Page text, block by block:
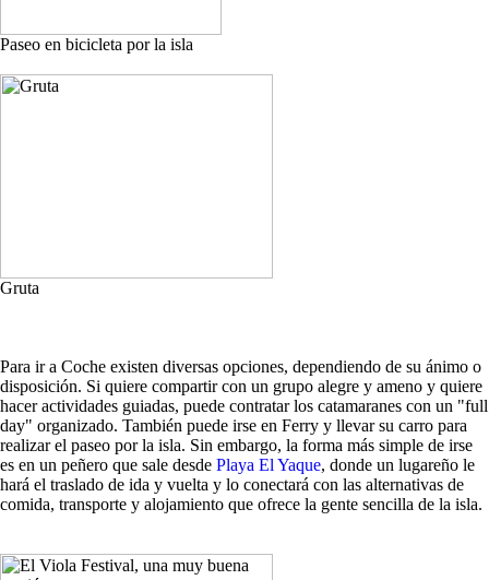
Paseo en bicicleta por la isla
Gruta
Para ir a Coche existen diversas opciones, dependiendo de su ánimo o
disposición. Si quiere compartir con un grupo alegre y ameno y quiere
hacer actividades guiadas, puede contratar los catamaranes con un "full
day" organizado. También puede irse en Ferry y llevar su carro para
realizar el paseo por la isla. Sin embargo, la forma más simple de irse
es en un peñero que sale desde Playa El Yaque, donde un lugareño le
hará el traslado de ida y vuelta y lo conectará con las alternativas de
comida, transporte y alojamiento que ofrece la gente sencilla de la isla.